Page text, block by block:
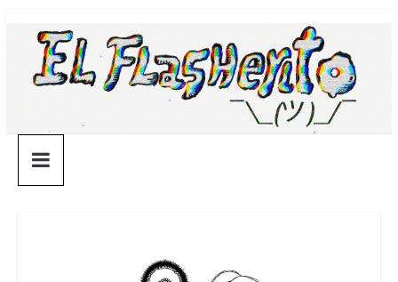
contenido
¯\_(ツ)_/
¯